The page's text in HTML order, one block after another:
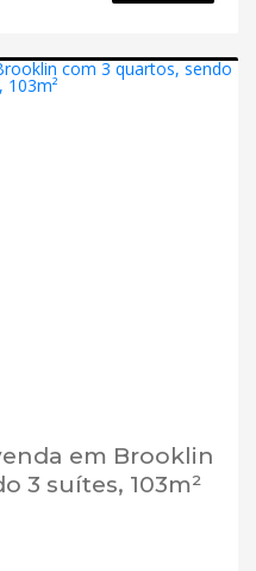
em Brooklin
3 suítes, 103m²